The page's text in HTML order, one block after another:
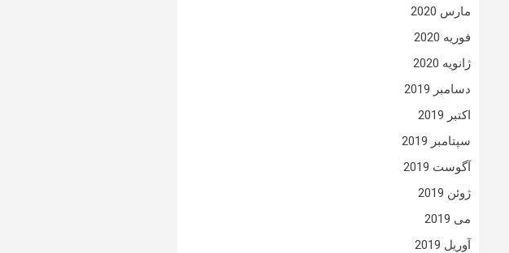
مارس 2020
فوریه 2020
ژانویه 2020
دسامبر 2019
اکتبر 2019
سپتامبر 2019
آگوست 2019
ژوئن 2019
می 2019
آوریل 2019